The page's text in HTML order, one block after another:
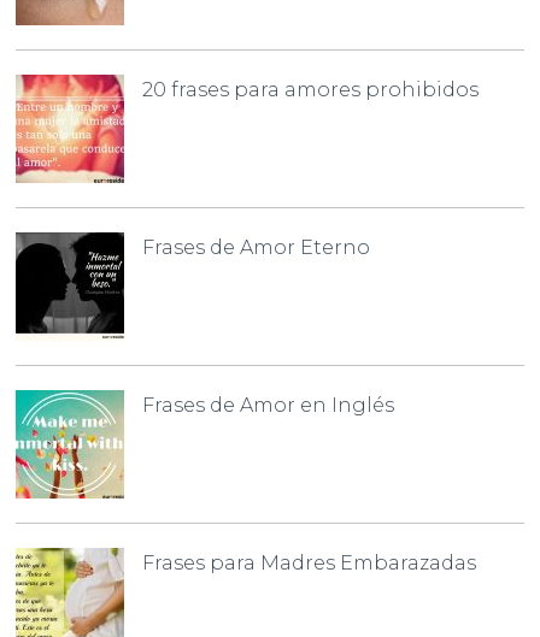
20 frases para amores prohibidos
Frases de Amor Eterno
Frases de Amor en Inglés
Frases para Madres Embarazadas